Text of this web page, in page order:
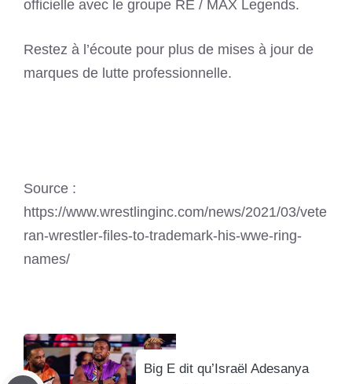
officielle avec le groupe RE / MAX Legends.
Restez à l’écoute pour plus de mises à jour de
marques de lutte professionnelle.
Source :
https://www.wrestlinginc.com/news/2021/03/vete
ran-wrestler-files-to-trademark-his-wwe-ring-
names/
Big E dit qu’Israël Adesanya